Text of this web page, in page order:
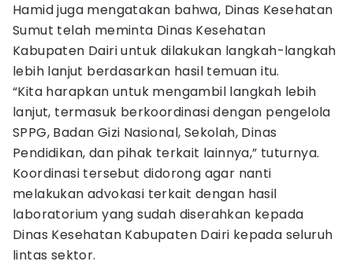
Hamid juga mengatakan bahwa, Dinas Kesehatan
Sumut telah meminta Dinas Kesehatan
Kabupaten Dairi untuk dilakukan langkah-langkah
lebih lanjut berdasarkan hasil temuan itu.
“Kita harapkan untuk mengambil langkah lebih
lanjut, termasuk berkoordinasi dengan pengelola
SPPG, Badan Gizi Nasional, Sekolah, Dinas
Pendidikan, dan pihak terkait lainnya,” tuturnya.
Koordinasi tersebut didorong agar nanti
melakukan advokasi terkait dengan hasil
laboratorium yang sudah diserahkan kepada
Dinas Kesehatan Kabupaten Dairi kepada seluruh
lintas sektor.